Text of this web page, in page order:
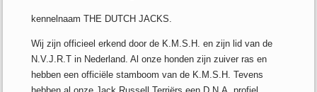
kennelnaam THE DUTCH JACKS.
Wij zijn officieel erkend door de K.M.S.H. en zijn lid van de
N.V.J.R.T in Nederland. Al onze honden zijn zuiver ras en
hebben een officiële stamboom van de K.M.S.H. Tevens